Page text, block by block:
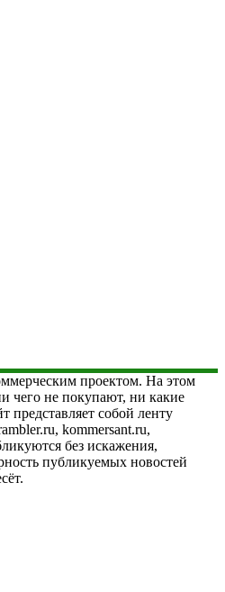
проектом. На этом
чего не покупают, ни какие
представляет собой ленту
kommersant.ru,
без искажения,
публикуемых новостей